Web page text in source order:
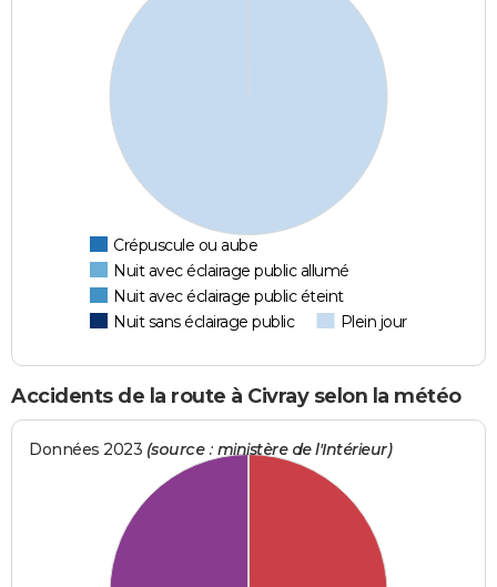
Crépuscule ou aube
Nuit avec éclairage public allumé
Nuit avec éclairage public éteint
Nuit sans éclairage public
Plein jour
Accidents de la route à Civray selon la météo
Données 2023 (source : ministère de l'Intérieur)